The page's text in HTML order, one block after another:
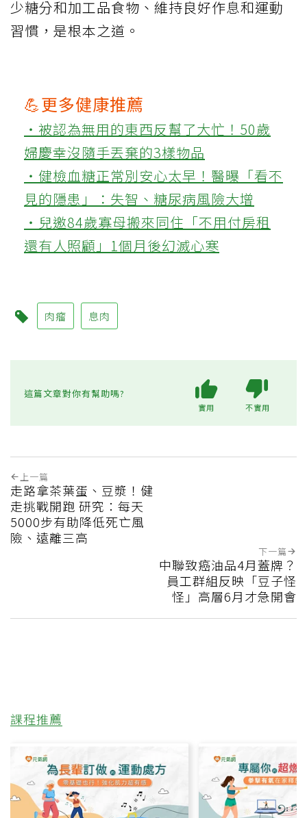
少糖分和加工品食物、維持良好作息和運動
習慣，是根本之道。
💪更多健康推薦
‧被認為無用的東西反幫了大忙！50歲
婦慶幸沒隨手丟棄的3樣物品
‧健檢血糖正常別安心太早！醫曝「看不
見的隱患」：失智、糖尿病風險大增
‧兒邀84歲寡母搬來同住「不用付房租
還有人照顧」1個月後幻滅心寒
肉瘤 息肉
這篇文章對你有幫助嗎?
實用 不實用
上一篇
走路拿茶葉蛋、豆漿！健
走挑戰開跑 研究：每天
5000步有助降低死亡風
險、遠離三高
下一篇
中聯致癌油品4月蓋牌？
員工群組反映「豆子怪
怪」高層6月才急開會
課程推薦